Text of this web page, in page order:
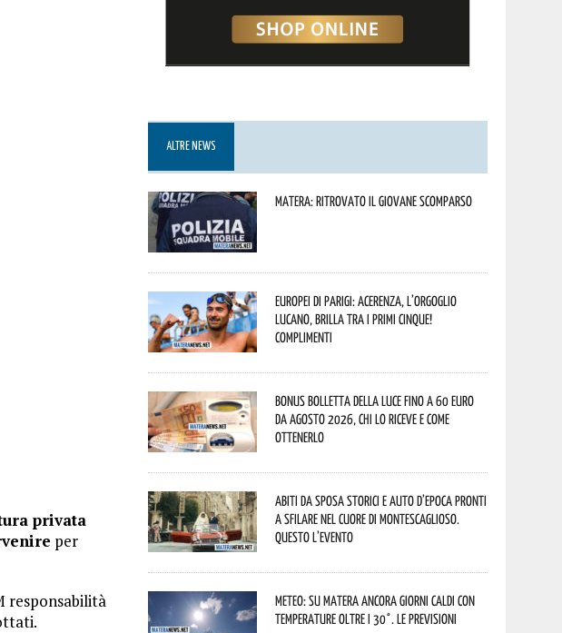
privata
per
responsabilità
ALTRE NEWS
Matera: ritrovato il giovane scomparso
Europei di Parigi: Acerenza, l’orgoglio
lucano, brilla tra i primi cinque!
Complimenti
Bonus bolletta della luce fino a 60 euro
da agosto 2026, chi lo riceve e come
ottenerlo
Abiti da sposa storici e auto d’epoca pronti
a sfilare nel cuore di Montescaglioso.
Questo l’evento
Meteo: su Matera ancora giorni caldi con
temperature oltre i 30°. Le previsioni